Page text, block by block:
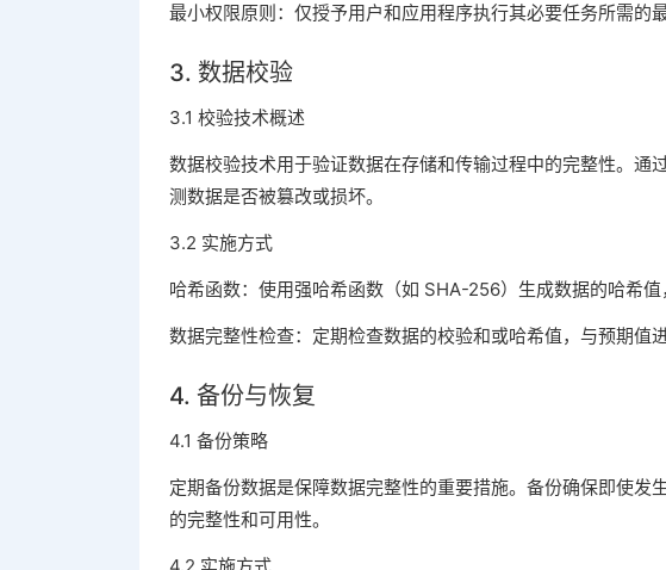
最小权限原则：仅授予用户和应用程序执行其必要任务所需的
3. 数据校验
3.1 校验技术概述
数据校验技术用于验证数据在存储和传输过程中的完整性。
测数据是否被篡改或损坏。
3.2 实施方式
哈希函数：使用强哈希函数（如 SHA-256）生成数据的哈希
数据完整性检查：定期检查数据的校验和或哈希值，与预期值
4. 备份与恢复
4.1 备份策略
定期备份数据是保障数据完整性的重要措施。备份确保即使
的完整性和可用性。